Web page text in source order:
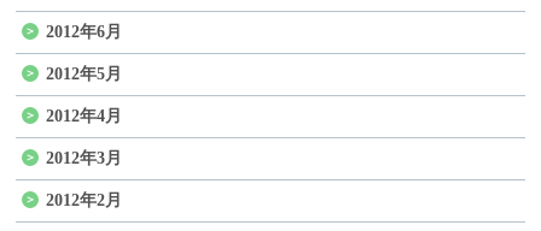
2012年6月
2012年5月
2012年4月
2012年3月
2012年2月